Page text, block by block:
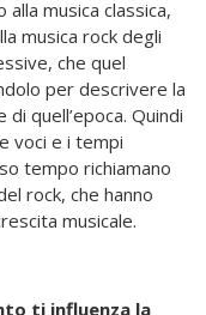
musica classica,
musica rock degli
che quel
per descrivere la
quell’epoca. Quindi
voci e i tempi
tempo richiamano
rock, che hanno
musicale.
ti influenza la